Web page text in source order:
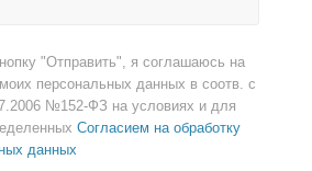
"Отправить", я соглашаюсь на
персональных данных в соотв. с
№152-ФЗ на условиях и для
Согласием на обработку
данных